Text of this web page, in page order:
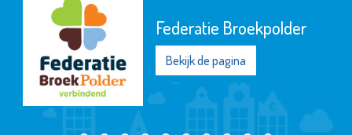
Federatie Broekpolder
Bekijk de pagina